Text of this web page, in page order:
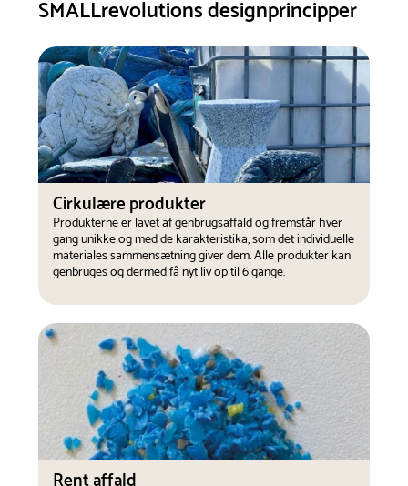
SMALLrevolutions designprincipper
Cirkulære produkter
Produkterne er lavet af genbrugsaffald og fremstår hver
gang unikke og med de karakteristika, som det individuelle
materiales sammensætning giver dem. Alle produkter kan
genbruges og dermed få nyt liv op til 6 gange.